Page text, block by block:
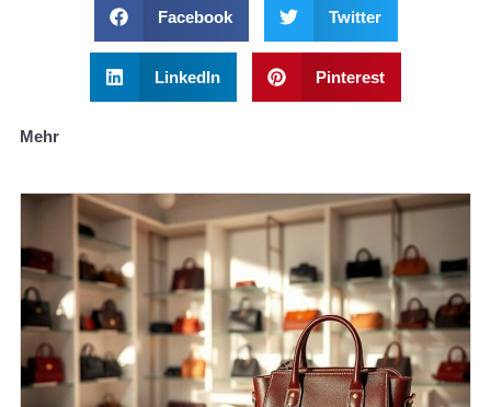
Facebook Twitter
LinkedIn Pinterest
Mehr